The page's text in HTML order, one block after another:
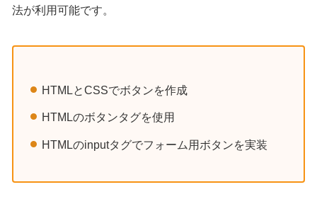
法が利用可能です。
HTMLとCSSでボタンを作成
HTMLのボタンタグを使用
HTMLのinputタグでフォーム用ボタンを実装